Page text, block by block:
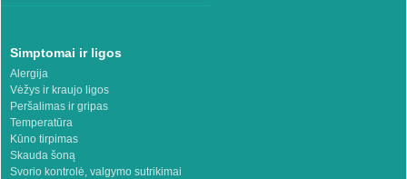
Simptomai ir ligos
Alergija
Vėžys ir kraujo ligos
Peršalimas ir gripas
Temperatūra
Kūno tirpimas
Skauda šoną
Svorio kontrolė, valgymo sutrikimai